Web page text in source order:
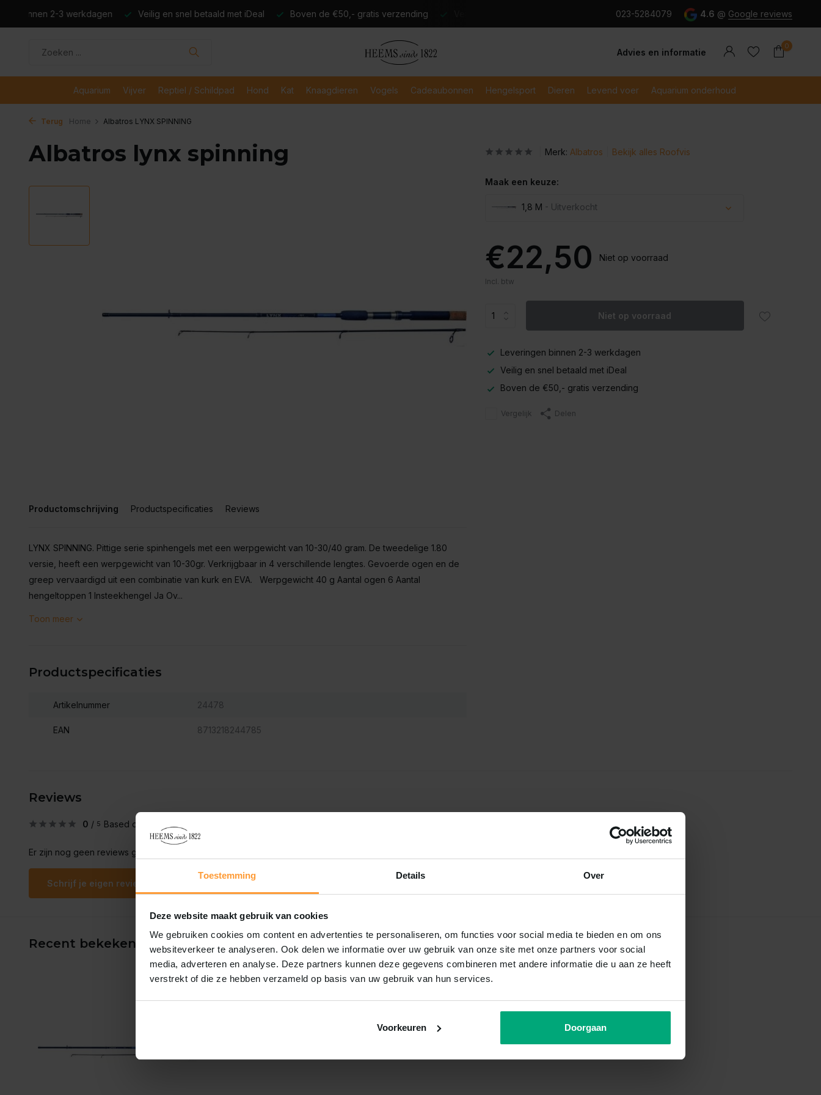
Toestemming Details Over
Deze website maakt gebruik van cookies
We gebruiken cookies om content en advertenties te personaliseren, om functies voor social media te bieden en om ons
websiteverkeer te analyseren. Ook delen we informatie over uw gebruik van onze site met onze partners voor social
media, adverteren en analyse. Deze partners kunnen deze gegevens combineren met andere informatie die u aan ze heeft
verstrekt of die ze hebben verzameld op basis van uw gebruik van hun services.
Voorkeuren Doorgaan
Veilig en snel betaald met iDeal Boven de €50,- gratis verzending Verzending binnen 2-3 werkdagen Veilig en snel betaald met iDeal
023-5284079 4.6 @ Google reviews
Advies en informatie
Account
0
Aquarium Vijver Reptiel / Schildpad Hond Kat Knaagdieren Vogels Cadeaubonnen Hengelsport Dieren Levend voer Aquarium onderhoud
Terug Home Albatros LYNX SPINNING
Albatros lynx spinning
Productomschrijving Productspecificaties Reviews
LYNX SPINNING. Pittige serie spinhengels met een werpgewicht van 10-30/40 gram. De tweedelige 1.80
versie, heeft een werpgewicht van 10-30gr. Verkrijgbaar in 4 verschillende lengtes. Gevoerde ogen en de
greep vervaardigd uit een combinatie van kurk en EVA. Werpgewicht 40 g Aantal ogen 6 Aantal
hengeltoppen 1 Insteekhengel Ja Ov...
Toon meer
Productspecificaties
Artikelnummer 24478
EAN 8713218244785
Merk: Albatros Bekijk alles Roofvis
Maak een keuze:
1,8 M - Uitverkocht
€22,50 Niet op voorraad
Incl. btw
Niet op voorraad
Leveringen binnen 2-3 werkdagen
Veilig en snel betaald met iDeal
Boven de €50,- gratis verzending
Vergelijk Delen
Reviews
0 / 5 Based on 0 reviews
Er zijn nog geen reviews geschreven over dit product..
Schrijf je eigen review
Recent bekeken